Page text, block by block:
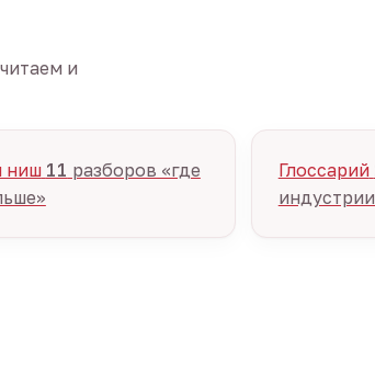
и
ниш 11 разборов «где
Глоссарий